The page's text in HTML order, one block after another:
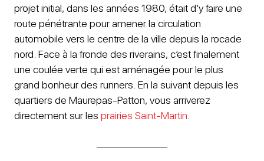
projet initial, dans les années 1980, était d’y faire une
route pénétrante pour amener la circulation
automobile vers le centre de la ville depuis la rocade
nord. Face à la fronde des riverains, c’est finalement
une coulée verte qui est aménagée pour le plus
grand bonheur des runners. En la suivant depuis les
quartiers de Maurepas-Patton, vous arriverez
directement sur les prairies Saint-Martin